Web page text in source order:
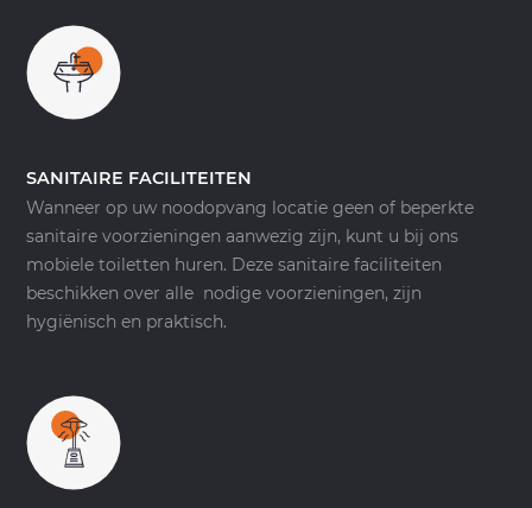
SANITAIRE FACILITEITEN
Wanneer op uw noodopvang locatie geen of beperkte
sanitaire voorzieningen aanwezig zijn, kunt u bij ons
mobiele toiletten huren. Deze sanitaire faciliteiten
beschikken over alle nodige voorzieningen, zijn
hygiënisch en praktisch.